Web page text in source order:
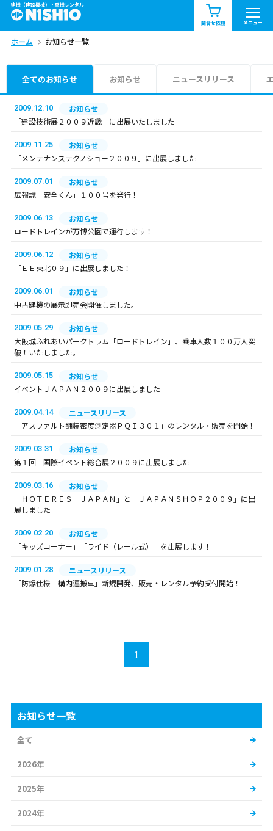
建機（建設機械）・重機レンタル
問合せ依頼 メニュー
商品一覧 お知らせ一覧
問合せ依頼リスト
エリア情報を見る
ホーム お知らせ一覧
全てのお知らせ お知らせ ニュースリリース
2009.12.10
お知らせ
「建設技術展２００９近畿」に出展いたしました
2009.11.25
お知らせ
「メンテナンステクノショー２００９」に出展しました
2009.07.01
お知らせ
広報誌「安全くん」１００号を発行！
2009.06.13
お知らせ
ロードトレインが万博公園で運行します！
2009.06.12
お知らせ
「ＥＥ東北０９」に出展しました！
2009.06.01
お知らせ
中古建機の展示即売会開催しました。
2009.05.29
お知らせ
大阪城ふれあいパークトラム「ロードトレイン」、乗車人数１００万人突
破！いたしました。
2009.05.15
お知らせ
イベントＪＡＰＡＮ２００９に出展しました
2009.04.14
ニュースリリース
「アスファルト舗装密度測定器ＰＱＩ３０１」のレンタル・販売を開始！
2009.03.31
お知らせ
第１回 国際イベント総合展２００９に出展しました
2009.03.16
お知らせ
「ＨＯＴＥＲＥＳ ＪＡＰＡＮ」と「ＪＡＰＡＮＳＨＯＰ２００９」に出
展しました
2009.02.20
お知らせ
「キッズコーナー」「ライド（レール式）」を出展します！
2009.01.28
ニュースリリース
「防爆仕様 構内運搬車」新規開発、販売・レンタル予約受付開始！
1
お知らせ一覧
全て
2026年
2025年
2024年